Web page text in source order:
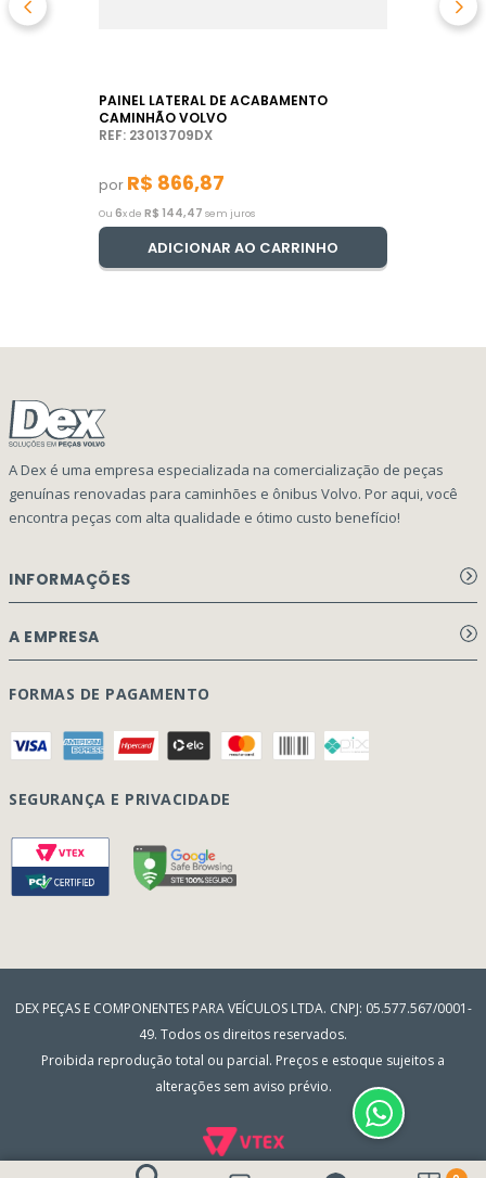
PAINEL LATERAL DE ACABAMENTO
CAMINHÃO VOLVO
REF: 23013709DX
por R$ 866,87
Ou 6x de R$ 144,47 sem juros
ADICIONAR AO CARRINHO
A Dex é uma empresa especializada na comercialização de peças
genuínas renovadas para caminhões e ônibus Volvo. Por aqui, você
encontra peças com alta qualidade e ótimo custo benefício!
INFORMAÇÕES
Aviso de privacidade Dex Peças
Perguntas Frequentes
Formulário Garantia/Devolução
Rastreamento de pedidos
Vendas: (41) 3317-7470
A EMPRESA
Página Principal
Quem Somos
Onde Estamos
Contato
Blog
FORMAS DE PAGAMENTO
SEGURANÇA E PRIVACIDADE
DEX PEÇAS E COMPONENTES PARA VEÍCULOS LTDA. CNPJ: 05.577.567/0001-
49. Todos os direitos reservados.
Proibida reprodução total ou parcial. Preços e estoque sujeitos a
alterações sem aviso prévio.